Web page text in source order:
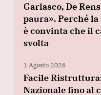
Garlasco, De
paura». Perché
è convinta che il
svolta
1 Agosto 2026
Facile
Nazionale fino al